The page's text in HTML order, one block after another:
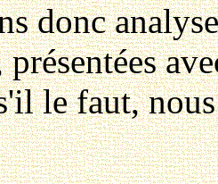
présentées
le faut,